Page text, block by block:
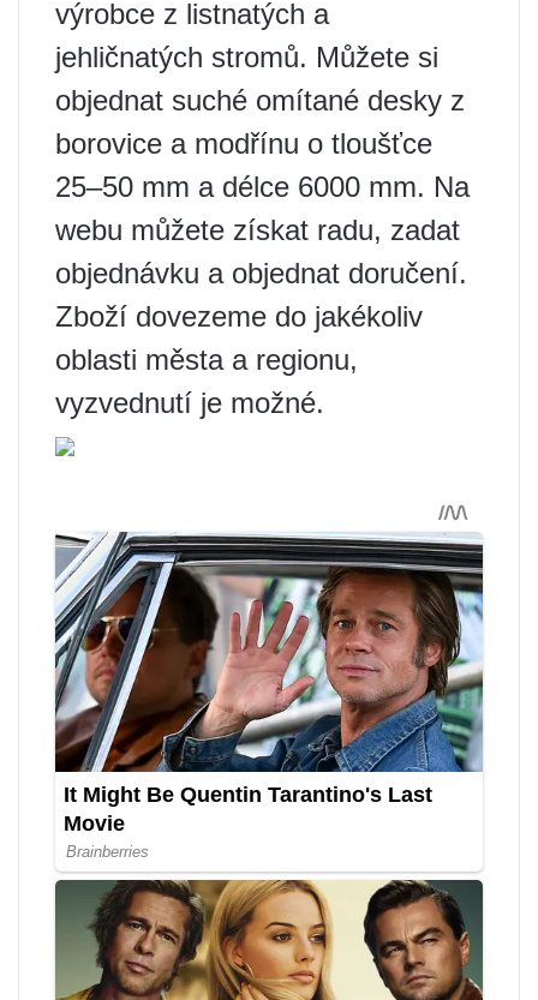
výrobce z listnatých a
jehličnatých stromů. Můžete si
objednat suché omítané desky z
borovice a modřínu o tloušťce
25–50 mm a délce 6000 mm. Na
webu můžete získat radu, zadat
objednávku a objednat doručení.
Zboží dovezeme do jakékoliv
oblasti města a regionu,
vyzvednutí je možné.